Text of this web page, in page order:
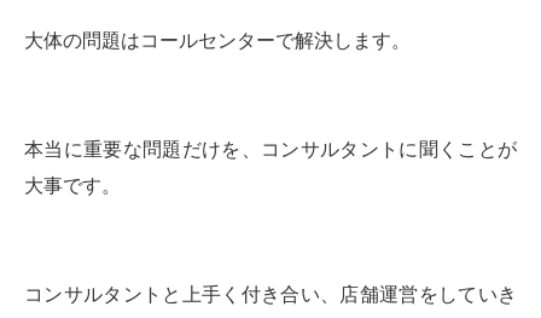
大体の問題はコールセンターで解決します。
本当に重要な問題だけを、コンサルタントに聞くことが
大事です。
コンサルタントと上手く付き合い、店舗運営をしていき